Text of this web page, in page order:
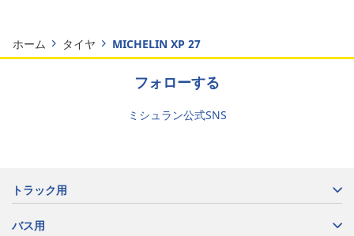
ホーム タイヤ MICHELIN XP 27​
フォローする
ミシュラン公式SNS
トラック用
バス用